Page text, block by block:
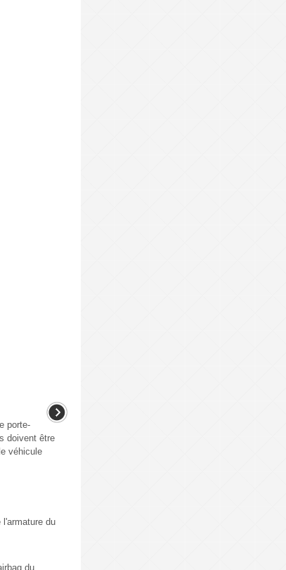
porte-
doivent être
véhicule
du
du